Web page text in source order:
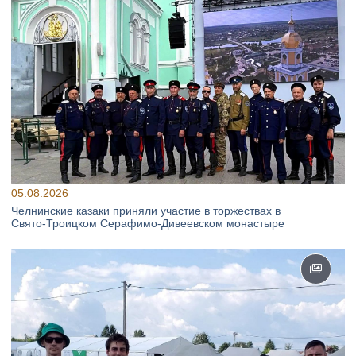
05.08.2026
Челнинские казаки приняли участие в торжествах в
Свято‑Троицком Серафимо‑Дивеевском монастыре